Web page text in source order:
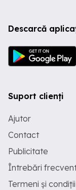
Descarcă
Suport clienți
Ajutor
Contact
Publicitate
Întrebări
Termeni și condiții